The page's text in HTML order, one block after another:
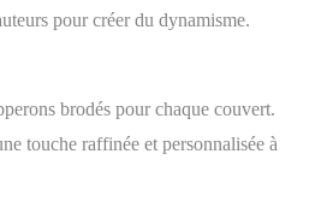
pour créer du dynamisme.
brodés pour chaque couvert.
touche raffinée et personnalisée à